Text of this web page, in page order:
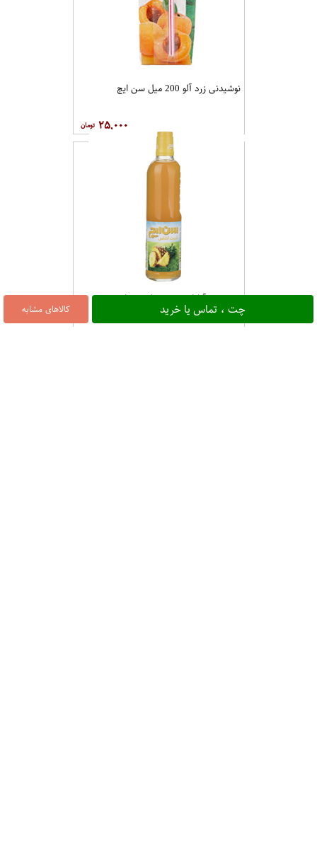
کالاهای مشابه چت ، تماس یا خرید
نوشیدنی زرد آلو 200 میل سن ایچ
۲۵,۰۰۰
نوشیدنی آناناس 600 میل سن ایچ